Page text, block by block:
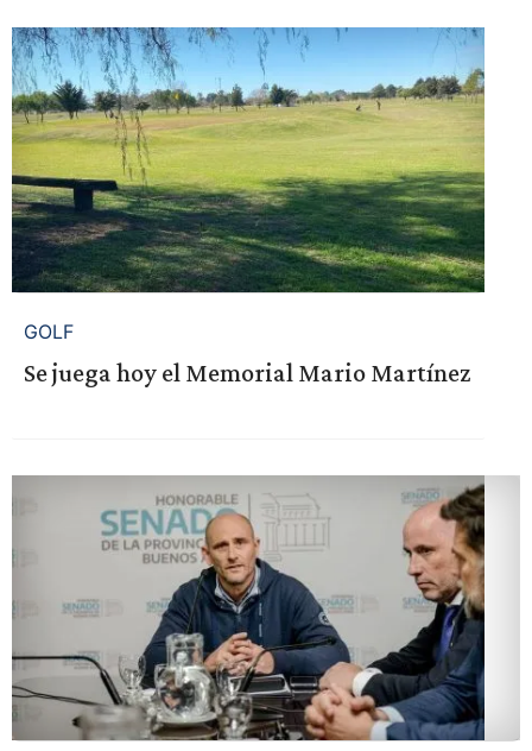
GOLF
Se juega hoy el Memorial Mario Martínez